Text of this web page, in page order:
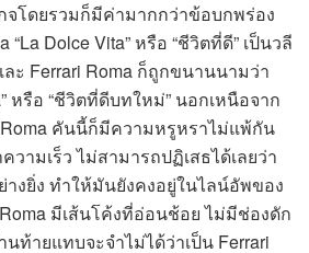
จโดยรวมก็มีค่ามากกว่าข้อบกพร่อง
“La Dolce Vita” หรือ “ชีวิตที่ดี” เป็นวลี
ะ Ferrari Roma ก็ถูกขนานนามว่า
หรือ “ชีวิตที่ดีบทใหม่” นอกเหนือจาก
Roma คันนี้ก็มีความหรูหราไม่แพ้กัน
ามเร็ว ไม่สามารถปฏิเสธได้เลยว่า
างยิ่ง ทำให้มันยังคงอยู่ในไลน์อัพของ
มีเส้นโค้งที่อ่อนช้อย ไม่มีช่องดัก
ท้ายแทบจะจำไม่ได้ว่าเป็น Ferrari